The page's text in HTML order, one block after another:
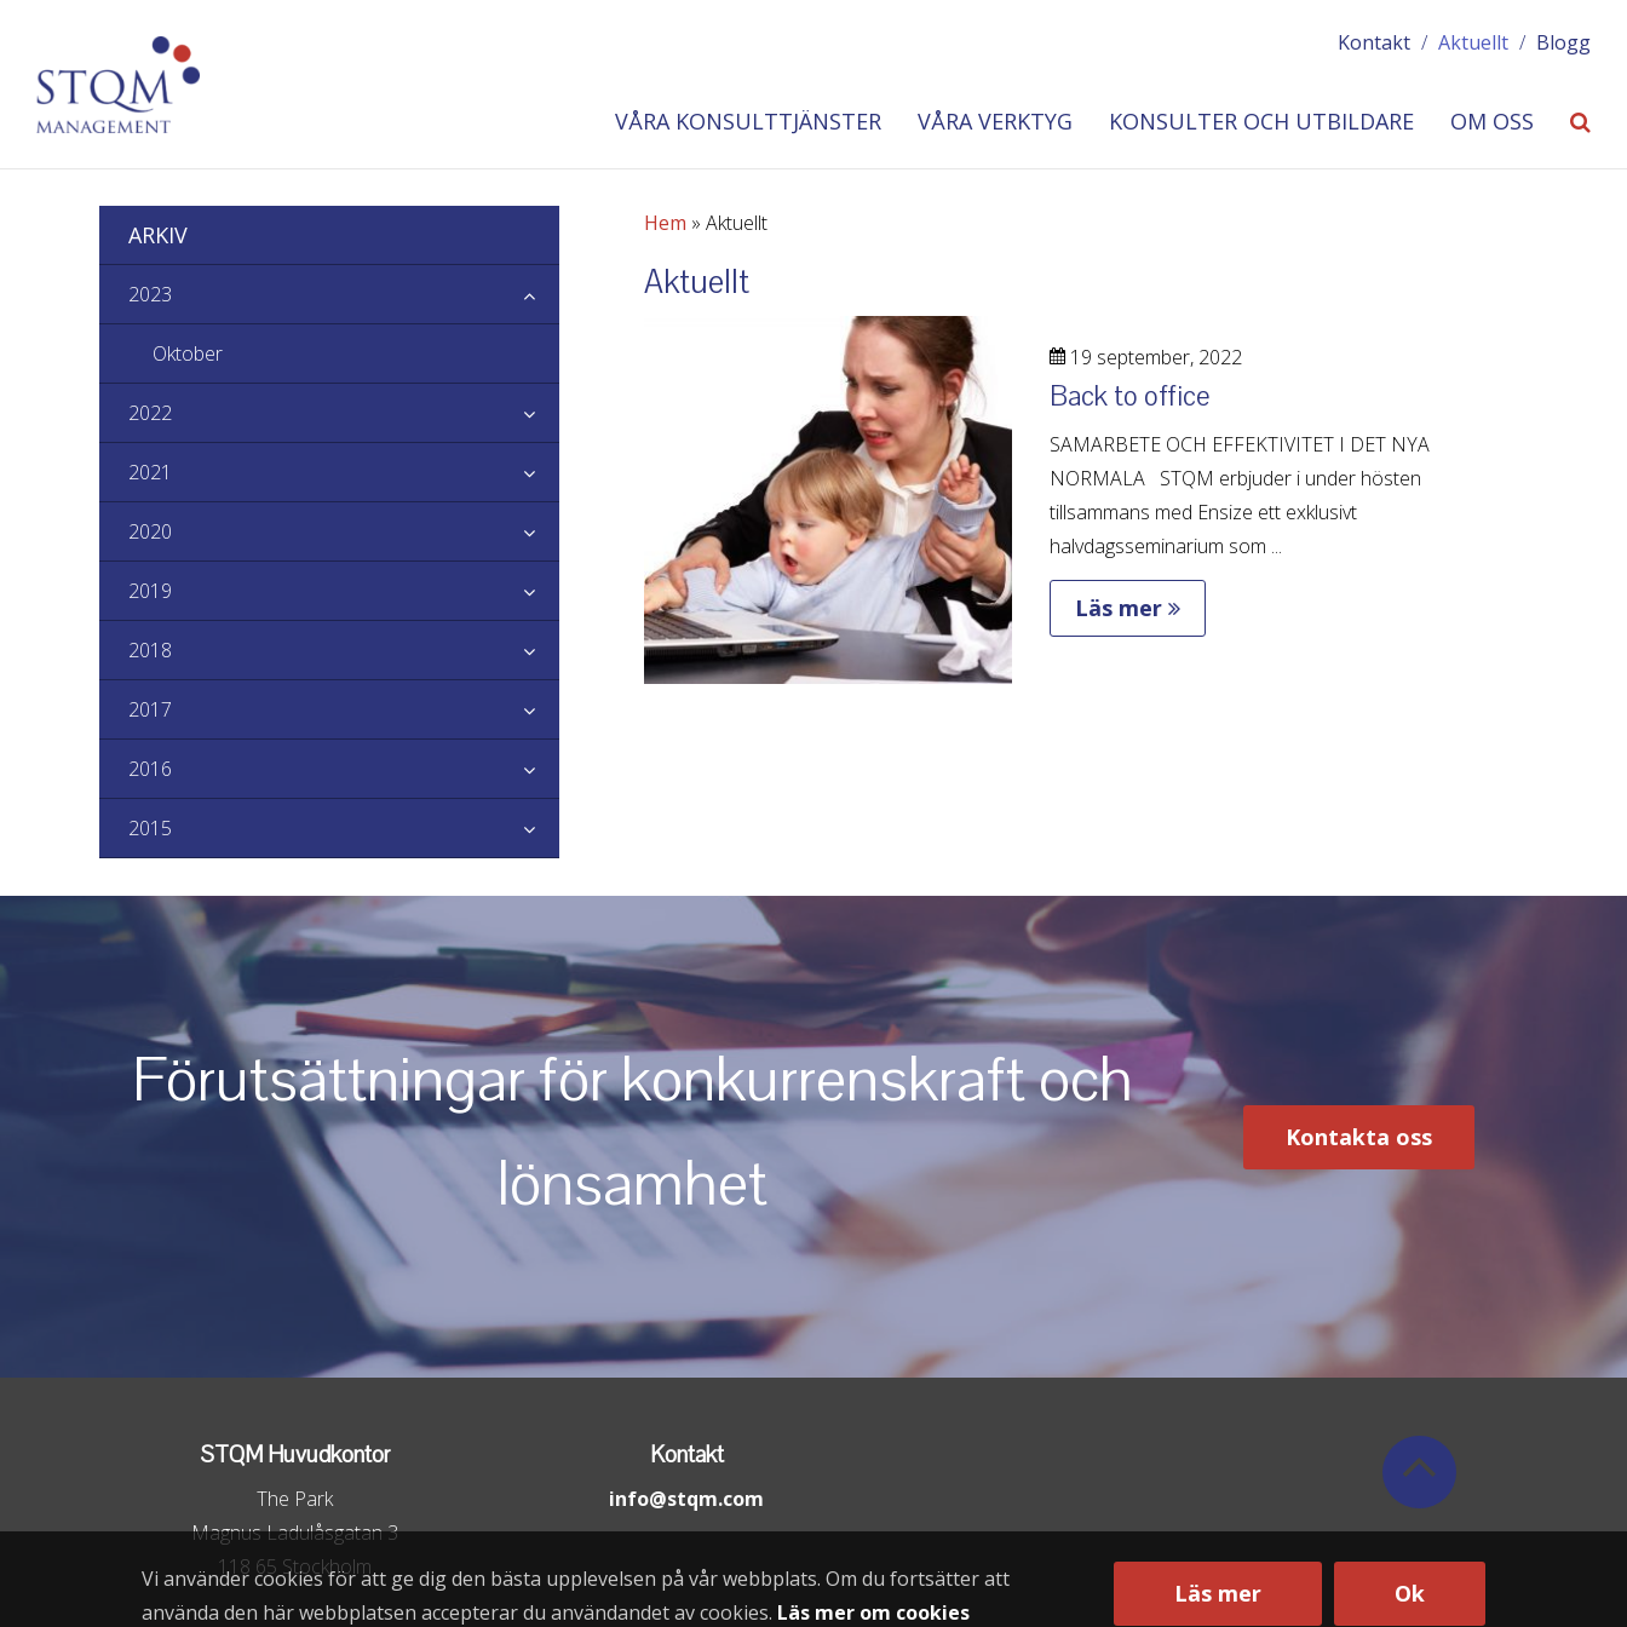
Kontakt / Aktuellt / Blogg
VÅRA KONSULTTJÄNSTER VÅRA VERKTYG KONSULTER OCH UTBILDARE OM OSS
Hem » Aktuellt
Aktuellt
19 september, 2022
Back to office
SAMARBETE OCH EFFEKTIVITET I DET NYA
NORMALA STQM erbjuder i under hösten
tillsammans med Ensize ett exklusivt
halvdagsseminarium som ...
Läs mer
ARKIV
2023
Oktober
2022
2021
2020
2019
2018
2017
2016
2015
Förutsättningar för konkurrenskraft och
lönsamhet
Kontakta oss
STQM Huvudkontor
The Park
Magnus Ladulåsgatan 3
118 65 Stockholm
Kontakt
info@stqm.com
Vi använder cookies för att ge dig den bästa upplevelsen på vår webbplats. Om du fortsätter att
använda den här webbplatsen accepterar du användandet av cookies. Läs mer om cookies
Ok
Läs mer